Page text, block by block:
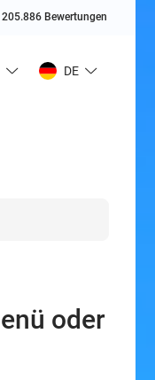
205.886 Bewertungen
DE
oder